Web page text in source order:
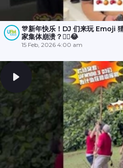
🎊新年快乐！DJ 们来玩 Emoji
家集体崩溃？😵‍💫😂
15 Feb, 2026 4:00 am